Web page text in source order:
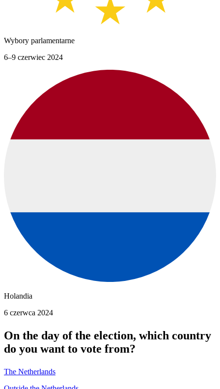
Wybory parlamentarne
6–9 czerwiec 2024
Holandia
6 czerwca 2024
On the day of the election, which country
do you want to vote from?
The Netherlands